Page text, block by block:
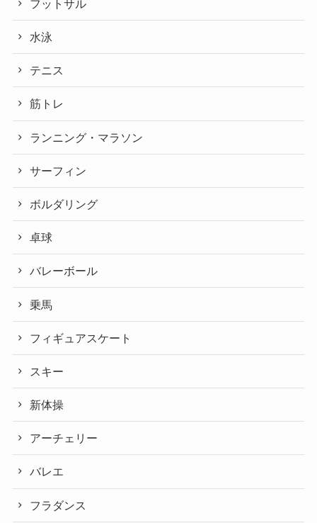
フットサル
水泳
テニス
筋トレ
ランニング・マラソン
サーフィン
ボルダリング
卓球
バレーボール
乗馬
フィギュアスケート
スキー
新体操
アーチェリー
バレエ
フラダンス